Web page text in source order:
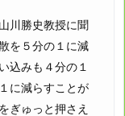
川勝史教授に聞
を５分の１に減
込みも４分の１
に減らすことが
ぎゅっと押さえ